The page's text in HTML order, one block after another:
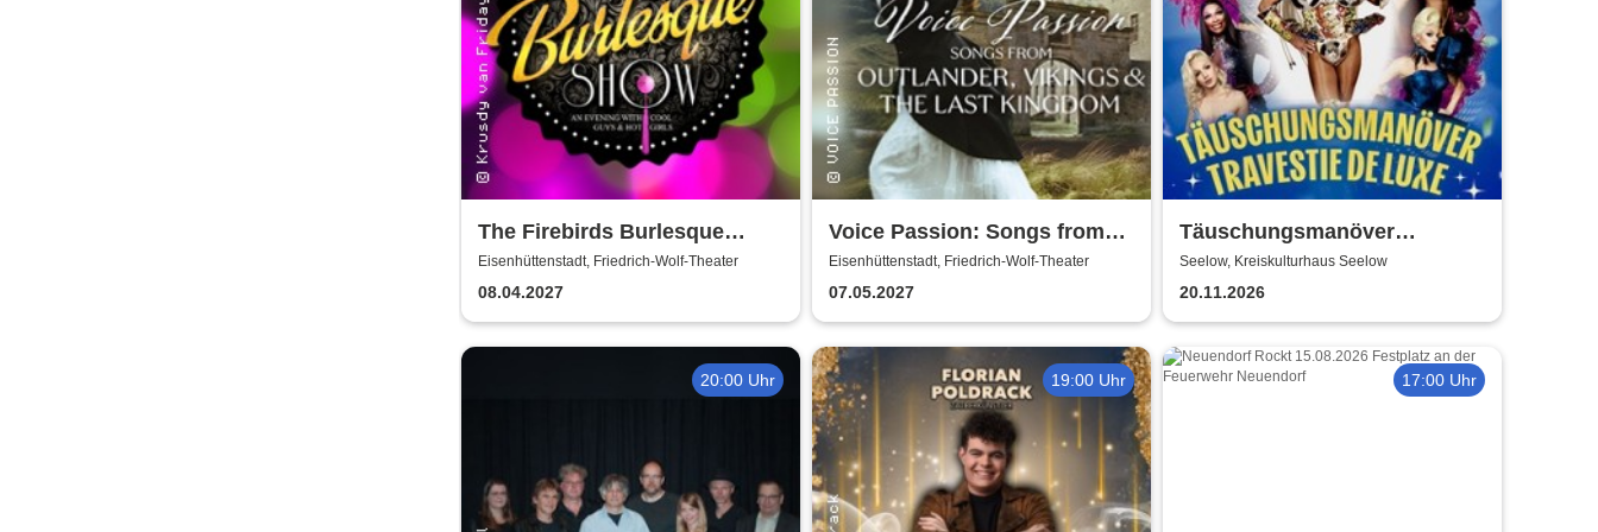
The Firebirds Burlesque
Show 2027
Eisenhüttenstadt, Friedrich-Wolf-Theater
08.04.2027
Voice Passion: Songs from
Outlander, Vikings & The Last
Kingdom
Eisenhüttenstadt, Friedrich-Wolf-Theater
07.05.2027
Täuschungsmanöver
Travestie Show | Travestie de
Luxe
Seelow, Kreiskulturhaus Seelow
20.11.2026
20:00 Uhr 19:00 Uhr 17:00 Uhr